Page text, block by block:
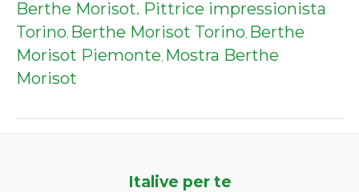
Berthe Morisot. Pittrice impressionista
Torino, Berthe Morisot Torino, Berthe
Morisot Piemonte, Mostra Berthe
Morisot
Italive per te